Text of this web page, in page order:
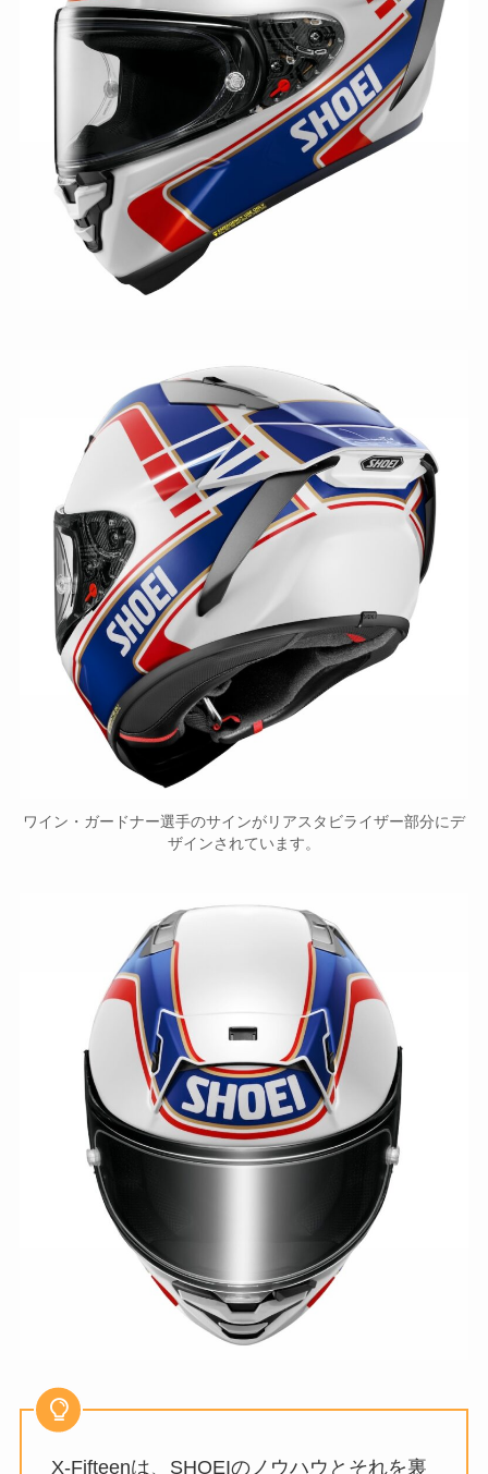
ワイン・ガードナー選手のサインがリアスタビライザー部分にデ
ザインされています。
X-Fifteenは、SHOEIのノウハウとそれを裏